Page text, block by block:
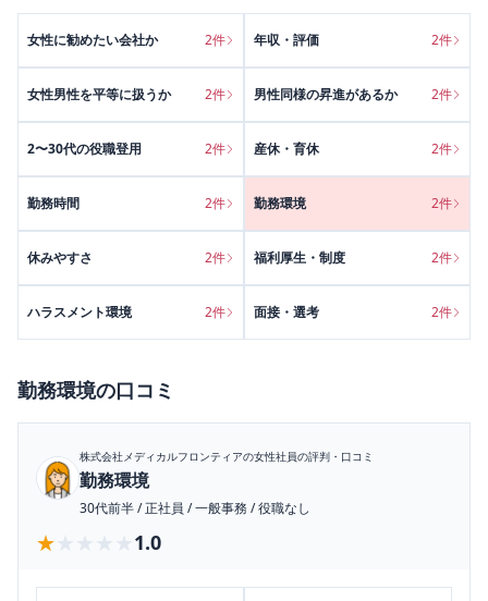
女性に勧めたい会社か 2件 年収・評価 2件
女性男性を平等に扱うか 2件 男性同様の昇進があるか 2件
2〜30代の役職登用 2件 産休・育休 2件
勤務時間 2件 勤務環境 2件
休みやすさ 2件 福利厚生・制度 2件
ハラスメント環境 2件 面接・選考 2件
勤務環境の口コミ
株式会社メディカルフロンティアの女性社員の評判・口コミ
勤務環境
30代前半/正社員 /一般事務 /役職なし
★★★★★
★★★★★ 1.0